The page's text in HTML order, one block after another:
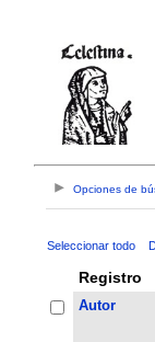
Opciones de
Seleccionar todo
Registro
Autor